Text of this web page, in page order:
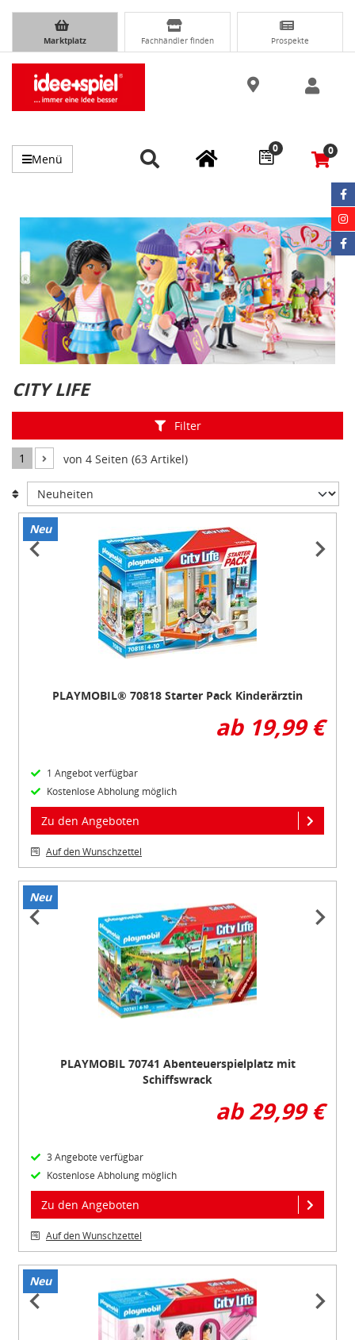
Marktplatz Fachhändler finden Prospekte
Menü
0 0
CITY LIFE
Filter
1 von 4 Seiten (63 Artikel)
Neu
Item
PLAYMOBIL® 70818 Starter Pack Kinderärztin
ab 19,99 €
1 Angebot verfügbar
Kostenlose Abholung möglich
Zu den Angeboten
Auf den Wunschzettel
Neu
Item
PLAYMOBIL 70741 Abenteuerspielplatz mit
Schiffswrack
ab 29,99 €
3 Angebote verfügbar
Kostenlose Abholung möglich
Zu den Angeboten
Auf den Wunschzettel
Neu
Item